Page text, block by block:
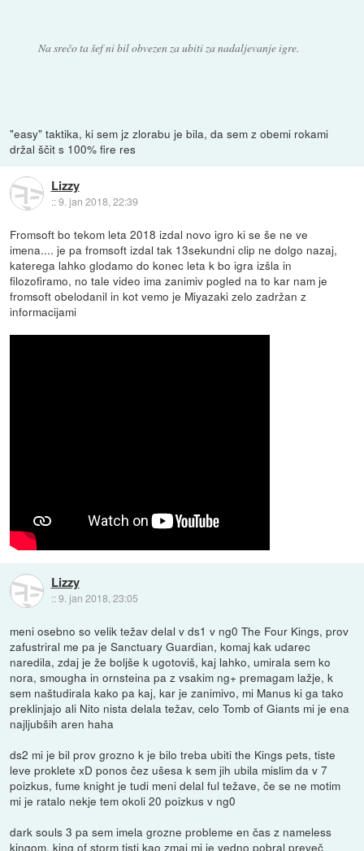
Na srečo ta šef ni bil obvezen za ubiti za nadaljevanje igre.
"easy" taktika, ki sem jz zlorabu je bila, da sem z obemi rokami
držal ščit s 100% fire res
Lizzy
::9. jan 2018, 22:39
Fromsoft bo tekom leta 2018 izdal novo igro ki se še ne ve
imena.... je pa fromsoft izdal tak 13sekundni clip ne dolgo nazaj,
katerega lahko glodamo do konec leta k bo igra izšla in
filozofiramo, no tale video ima zanimiv pogled na to kar nam je
fromsoft obelodanil in kot vemo je Miyazaki zelo zadržan z
informacijami
Lizzy
::9. jan 2018, 23:05
meni osebno so velik težav delal v ds1 v ng0 The Four Kings, prov
zafustriral me pa je Sanctuary Guardian, komaj kak udarec
naredila, zdaj je že boljše k ugotoviš, kaj lahko, umirala sem ko
nora, smougha in ornsteina pa z vsakim ng+ premagam lažje, k
sem naštudirala kako pa kaj, kar je zanimivo, mi Manus ki ga tako
preklinjajo ali Nito nista delala težav, celo Tomb of Giants mi je ena
najljubših aren haha
ds2 mi je bil prov grozno k je bilo treba ubiti the Kings pets, tiste
leve proklete xD ponos čez ušesa k sem jih ubila mislim da v 7
poizkus, fume knight je tudi meni delal ful težave, če se ne motim
mi je ratalo nekje tem okoli 20 poizkus v ng0
dark souls 3 pa sem imela grozne probleme en čas z nameless
kingom, king of storm tisti kao zmaj mi je vedno pobral preveč